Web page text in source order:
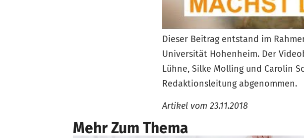
Dieser Beitrag entstand im
Universität Hohenheim. Der
Lühne, Silke Molling und Carolin
Redaktionsleitung abgenommen.
Artikel vom 23.11.2018
Mehr Zum Thema